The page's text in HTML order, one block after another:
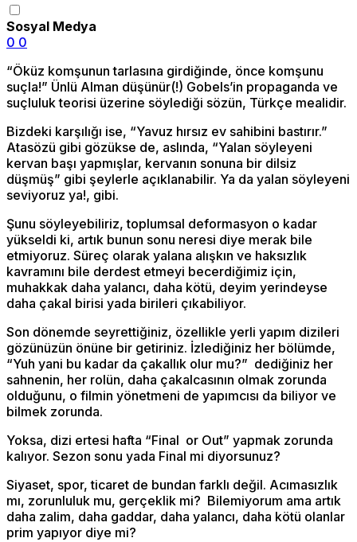
Sosyal Medya
0 0
“Öküz komşunun tarlasına girdiğinde, önce komşunu
suçla!” Ünlü Alman düşünür(!) Gobels’in propaganda ve
suçluluk teorisi üzerine söylediği sözün, Türkçe mealidir.
Bizdeki karşılığı ise, “Yavuz hırsız ev sahibini bastırır.”
Atasözü gibi gözükse de, aslında, “Yalan söyleyeni
kervan başı yapmışlar, kervanın sonuna bir dilsiz
düşmüş” gibi şeylerle açıklanabilir. Ya da yalan söyleyeni
seviyoruz ya!, gibi.
Şunu söyleyebiliriz, toplumsal deformasyon o kadar
yükseldi ki, artık bunun sonu neresi diye merak bile
etmiyoruz. Süreç olarak yalana alışkın ve haksızlık
kavramını bile derdest etmeyi becerdiğimiz için,
muhakkak daha yalancı, daha kötü, deyim yerindeyse
daha çakal birisi yada birileri çıkabiliyor.
Son dönemde seyrettiğiniz, özellikle yerli yapım dizileri
gözünüzün önüne bir getiriniz. İzlediğiniz her bölümde,
“Yuh yani bu kadar da çakallık olur mu?” dediğiniz her
sahnenin, her rolün, daha çakalcasının olmak zorunda
olduğunu, o filmin yönetmeni de yapımcısı da biliyor ve
bilmek zorunda.
Yoksa, dizi ertesi hafta “Final or Out” yapmak zorunda
kalıyor. Sezon sonu yada Final mi diyorsunuz?
Siyaset, spor, ticaret de bundan farklı değil. Acımasızlık
mı, zorunluluk mu, gerçeklik mi? Bilemiyorum ama artık
daha zalim, daha gaddar, daha yalancı, daha kötü olanlar
prim yapıyor diye mi?